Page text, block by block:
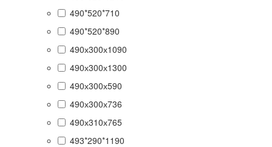
490*520*710
490*520*890
490х300х1090
490х300х1300
490х300х590
490х300х736
490х310х765
493*290*1190